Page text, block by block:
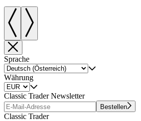
Sprache
Währung
Classic Trader Newsletter
Bestellen
Classic Trader